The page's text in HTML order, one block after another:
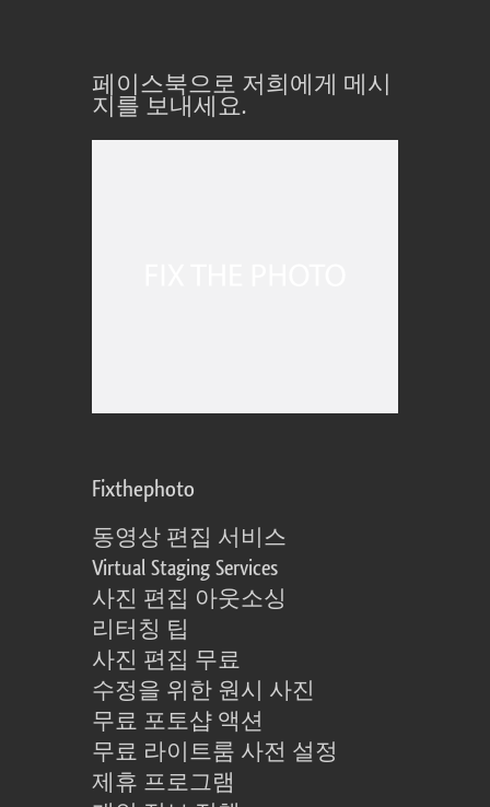
페이스북으로 저희에게 메시
지를 보내세요.
Fixthephoto
동영상 편집 서비스
Virtual Staging Services
사진 편집 아웃소싱
리터칭 팁
사진 편집 무료
수정을 위한 원시 사진
무료 포토샵 액션
무료 라이트룸 사전 설정
제휴 프로그램